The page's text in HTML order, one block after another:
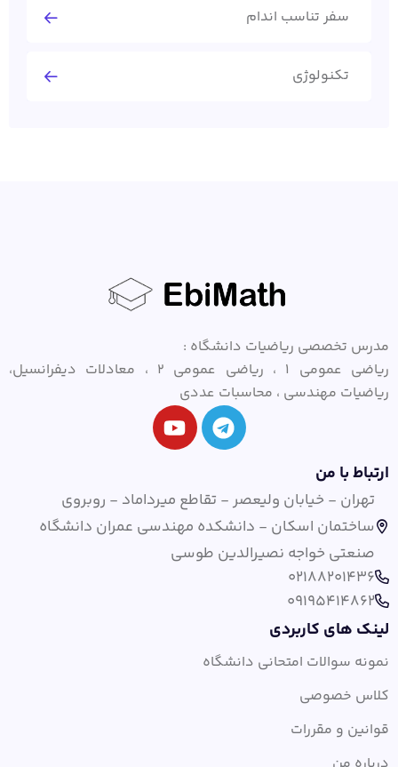
سفر تناسب اندام
تکنولوژی
مدرس تخصصی ریاضیات دانشگاه :
ریاضی عمومی ۱ ، ریاضی عمومی ۲ ، معادلات دیفرانسیل،
ریاضیات مهندسی ، محاسبات عددی
ارتباط با من
تهران - خیابان ولیعصر - تقاطع میرداماد - روبروی
ساختمان اسکان - دانشکده مهندسی عمران دانشگاه
صنعتی خواجه نصیرالدین طوسی
02188201436
09195414862
لینک های کاربردی
نمونه سوالات امتحانی دانشگاه
کلاس خصوصی
قوانین و مقررات